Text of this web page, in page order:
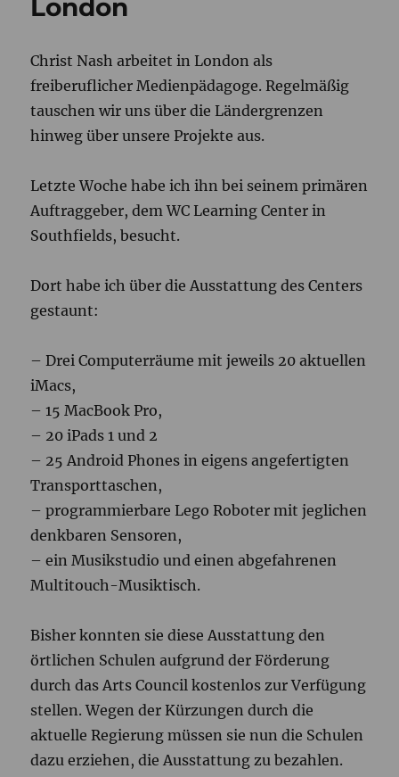
London
Christ Nash arbeitet in London als
freiberuflicher Medienpädagoge. Regelmäßig
tauschen wir uns über die Ländergrenzen
hinweg über unsere Projekte aus.
Letzte Woche habe ich ihn bei seinem primären
Auftraggeber, dem WC Learning Center in
Southfields, besucht.
Dort habe ich über die Ausstattung des Centers
gestaunt:
– Drei Computerräume mit jeweils 20 aktuellen
iMacs,
– 15 MacBook Pro,
– 20 iPads 1 und 2
– 25 Android Phones in eigens angefertigten
Transporttaschen,
– programmierbare Lego Roboter mit jeglichen
denkbaren Sensoren,
– ein Musikstudio und einen abgefahrenen
Multitouch-Musiktisch.
Bisher konnten sie diese Ausstattung den
örtlichen Schulen aufgrund der Förderung
durch das Arts Council kostenlos zur Verfügung
stellen. Wegen der Kürzungen durch die
aktuelle Regierung müssen sie nun die Schulen
dazu erziehen, die Ausstattung zu bezahlen.